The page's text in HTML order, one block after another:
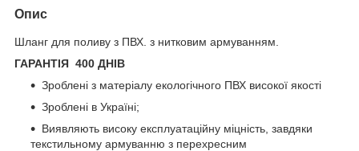
Опис
Шланг для поливу з ПВХ. з нитковим армуванням.
ГАРАНТІЯ 400 ДНІВ
Зроблені з матеріалу екологічного ПВХ високої якості
Зроблені в Україні;
Виявляють високу експлуатаційну міцність, завдяки
текстильному армуванню з перехресним